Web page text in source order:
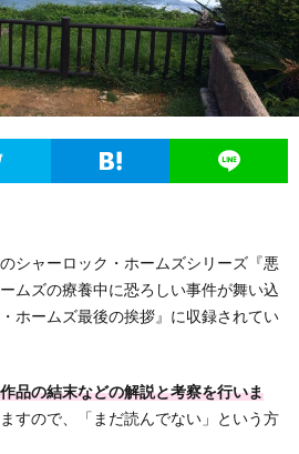
フ
ィ
問
い
せ
シャーロック・ホームズシリーズ『悪
ムズの療養中に恐ろしい事件が舞い込
ホームズ最後の挨拶』に収録されてい
品の結末などの解説と考察を行いま
すので、「まだ読んでない」という方